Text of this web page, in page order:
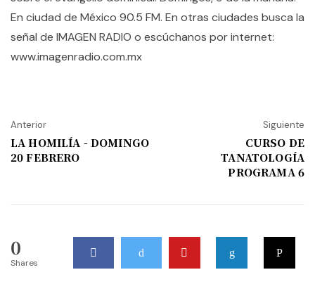
En ciudad de México 90.5 FM. En otras ciudades busca la
señal de IMAGEN RADIO o escúchanos por internet:
www.imagenradio.com.mx
Anterior
LA HOMILÍA - DOMINGO
20 FEBRERO
Siguiente
CURSO DE
TANATOLOGÍA
PROGRAMA 6
0
Shares